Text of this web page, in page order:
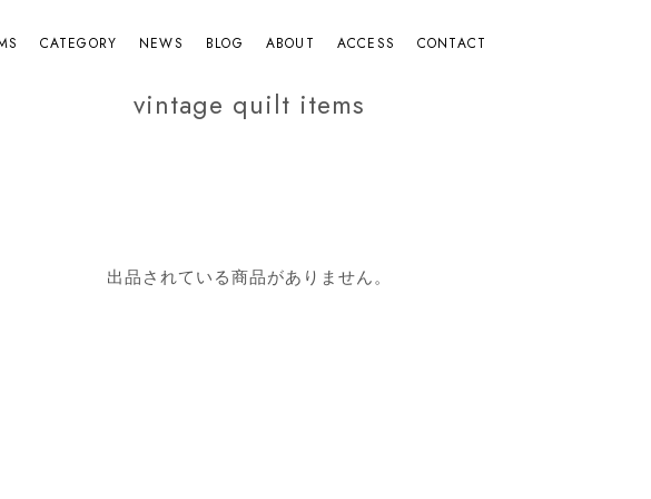
CATEGORY NEWS BLOG ABOUT ACCESS CONTACT
vintage quilt items
出品されている商品がありません。